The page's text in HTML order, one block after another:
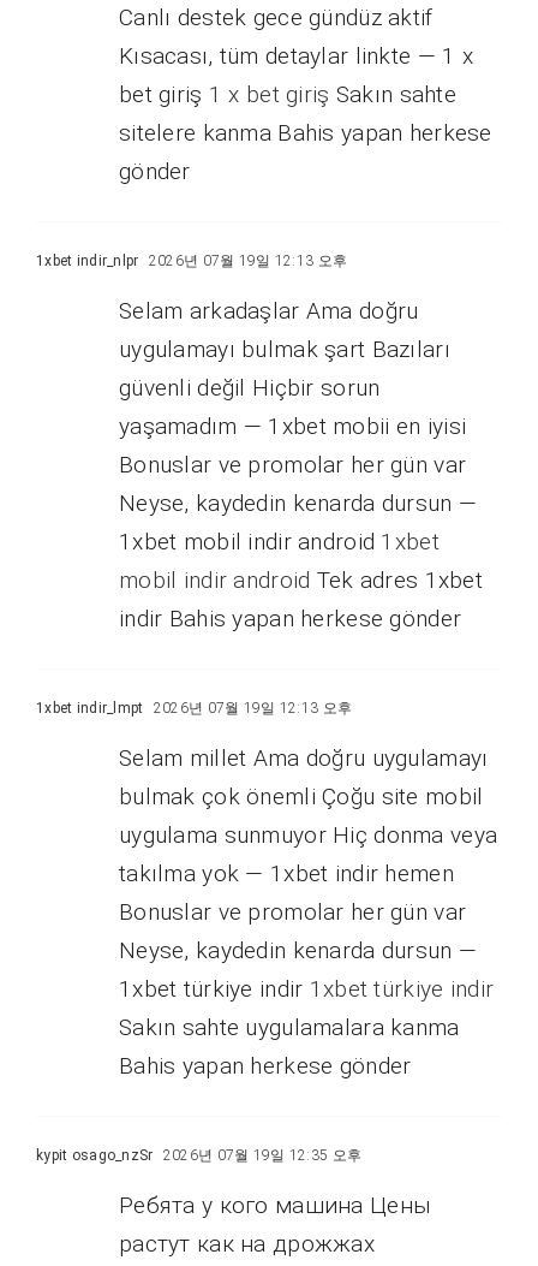
Canlı destek gece gündüz aktif
Kısacası, tüm detaylar linkte — 1 x
bet giriş 1 x bet giriş Sakın sahte
sitelere kanma Bahis yapan herkese
gönder
1xbet indir_nlpr 2026년 07월 19일 12:13 오후
Selam arkadaşlar Ama doğru
uygulamayı bulmak şart Bazıları
güvenli değil Hiçbir sorun
yaşamadım — 1xbet mobii en iyisi
Bonuslar ve promolar her gün var
Neyse, kaydedin kenarda dursun —
1xbet mobil indir android 1xbet
mobil indir android Tek adres 1xbet
indir Bahis yapan herkese gönder
1xbet indir_lmpt 2026년 07월 19일 12:13 오후
Selam millet Ama doğru uygulamayı
bulmak çok önemli Çoğu site mobil
uygulama sunmuyor Hiç donma veya
takılma yok — 1xbet indir hemen
Bonuslar ve promolar her gün var
Neyse, kaydedin kenarda dursun —
1xbet türkiye indir 1xbet türkiye indir
Sakın sahte uygulamalara kanma
Bahis yapan herkese gönder
kypit osago_nzSr 2026년 07월 19일 12:35 오후
Ребята у кого машина Цены
растут как на дрожжах